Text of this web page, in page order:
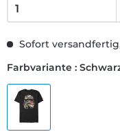
Sofort
Farbvariante :